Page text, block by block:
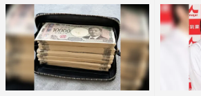
様子をハイテンションで振り返り「
デレデレに。
宇野は、仕事帰りに財布を紛失したエ
ードなども全部入っていて「結構分厚